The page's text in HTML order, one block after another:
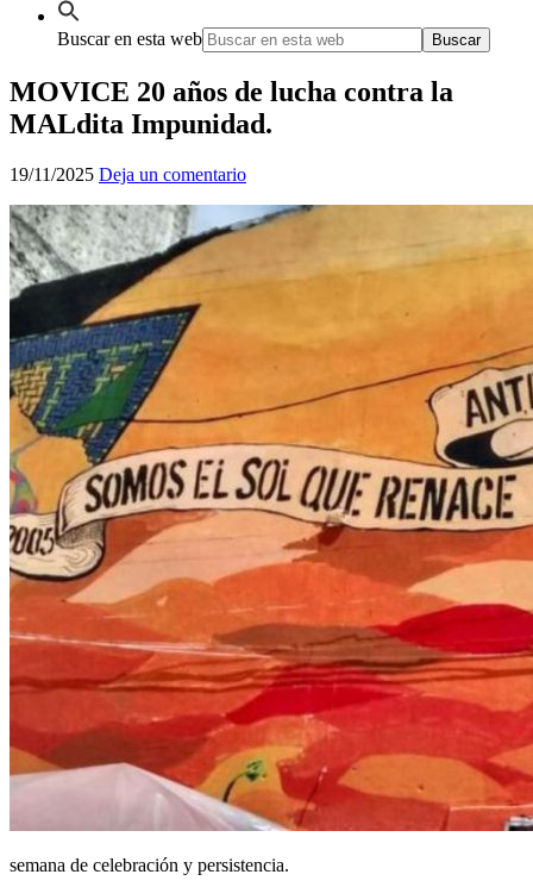
Buscar en esta web
MOVICE 20 años de lucha contra la
MALdita Impunidad.
19/11/2025 Deja un comentario
semana de celebración y persistencia.